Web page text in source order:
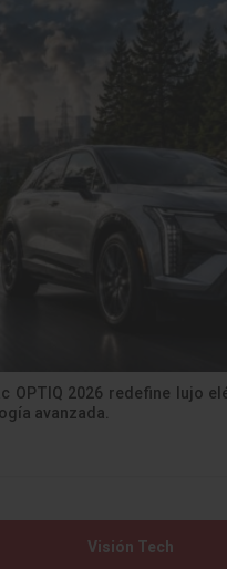
OPTIQ 2026 redefine lujo
avanzada.
Visión Tech